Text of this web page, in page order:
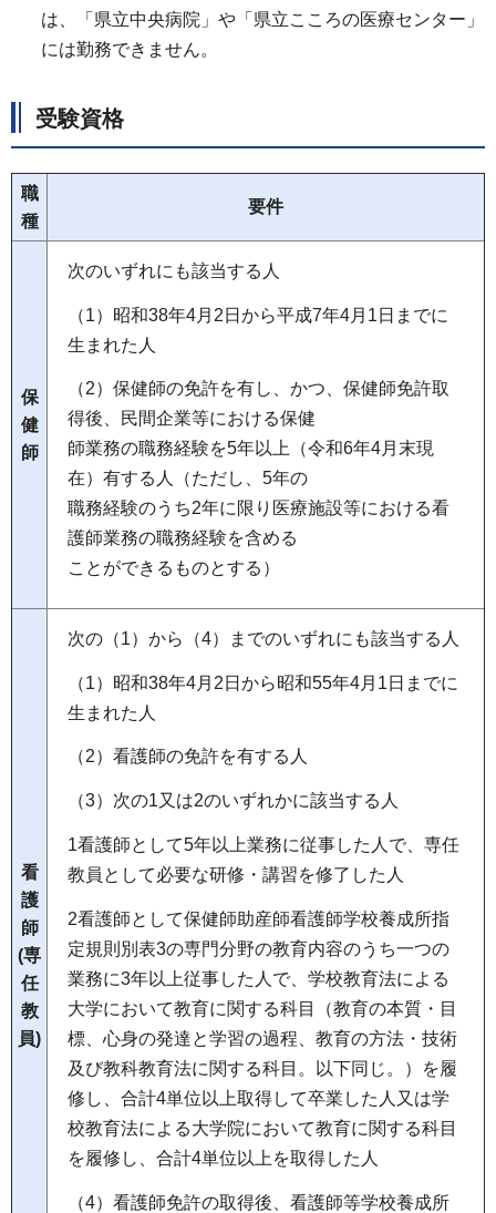
は、「県立中央病院」や「県立こころの医療センター」
には勤務できません。
受験資格
職
種
要件
保
健
師
次のいずれにも該当する人
（1）昭和38年4月2日から平成7年4月1日までに
生まれた人
（2）保健師の免許を有し、かつ、保健師免許取
得後、民間企業等における保健
師業務の職務経験を5年以上（令和6年4月末現
在）有する人（ただし、5年の
職務経験のうち2年に限り医療施設等における看
護師業務の職務経験を含める
ことができるものとする）
看
護
師
(専
任
教
員)
次の（1）から（4）までのいずれにも該当する人
（1）昭和38年4月2日から昭和55年4月1日までに
生まれた人
（2）看護師の免許を有する人
（3）次の1又は2のいずれかに該当する人
1看護師として5年以上業務に従事した人で、専任
教員として必要な研修・講習を修了した人
2看護師として保健師助産師看護師学校養成所指
定規則別表3の専門分野の教育内容のうち一つの
業務に3年以上従事した人で、学校教育法による
大学において教育に関する科目（教育の本質・目
標、心身の発達と学習の過程、教育の方法・技術
及び教科教育法に関する科目。以下同じ。）を履
修し、合計4単位以上取得して卒業した人又は学
校教育法による大学院において教育に関する科目
を履修し、合計4単位以上を取得した人
（4）看護師免許の取得後、看護師等学校養成所